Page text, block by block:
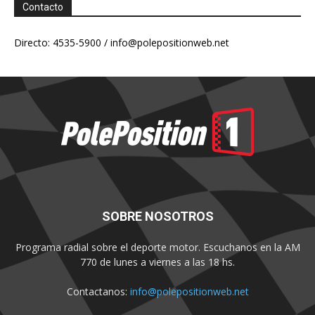
Contacto
Directo: 4535-5900 / info@polepositionweb.net
SOBRE NOSOTROS
Programa radial sobre el deporte motor. Escuchanos en la AM
770 de lunes a viernes a las 18 hs.
Contactanos: info@polepositionweb.net